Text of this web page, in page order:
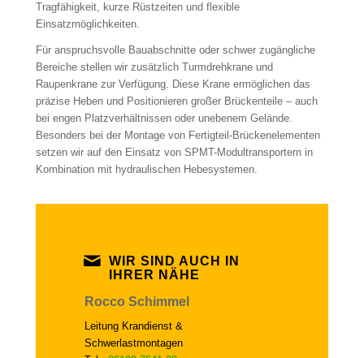
Tragfähigkeit, kurze Rüstzeiten und flexible
Einsatzmöglichkeiten.
Für anspruchsvolle Bauabschnitte oder schwer zugängliche
Bereiche stellen wir zusätzlich Turmdrehkrane und
Raupenkrane zur Verfügung. Diese Krane ermöglichen das
präzise Heben und Positionieren großer Brückenteile – auch
bei engen Platzverhältnissen oder unebenem Gelände.
Besonders bei der Montage von Fertigteil-Brückenelementen
setzen wir auf den Einsatz von SPMT-Modultransportern in
Kombination mit hydraulischen Hebesystemen.
WIR SIND AUCH IN
IHRER NÄHE
Rocco Schimmel
Leitung Krandienst &
Schwerlastmontagen